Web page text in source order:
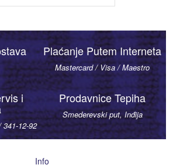
Plaćanje Putem Interneta
Mastercard / Visa / Maestro
i
341-12-92
Prodavnice Tepiha
Smederevski put, Inđija
Info